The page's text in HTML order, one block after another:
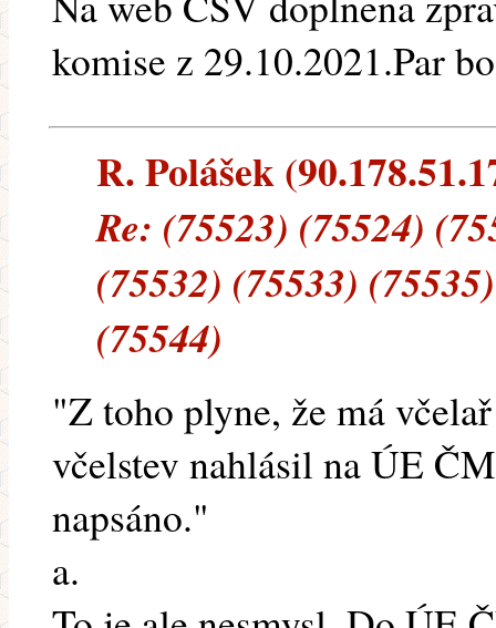
komise z 29.10.2021.Par
R. Polášek
Re: (75523) (75524)
(75532) (75533)
(75544)
"Z toho plyne, že má
včelstev nahlásil na ÚE
napsáno."
a.